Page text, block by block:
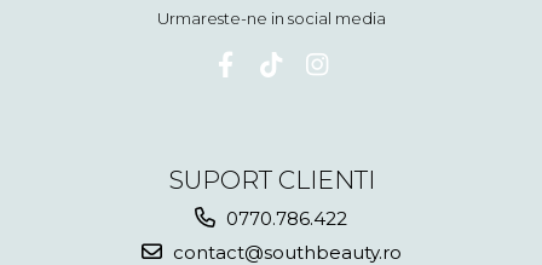
Urmareste-ne in social media
SUPORT CLIENTI
0770.786.422
contact@southbeauty.ro